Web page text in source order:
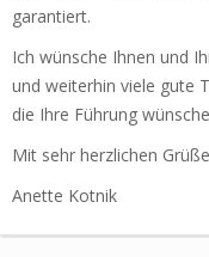
garantiert.
Ich wünsche Ihnen und
und weiterhin viele gute
die Ihre Führung
Mit sehr herzlichen
Anette Kotnik